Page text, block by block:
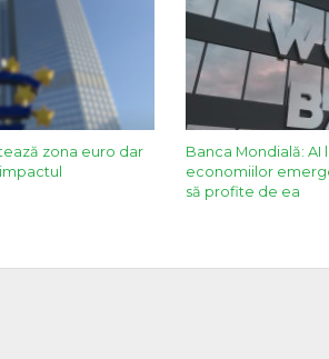
zona euro dar
Banca Mondială:
economiilor
să profite de ea